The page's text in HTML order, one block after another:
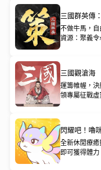
三國群英傳
不做牛馬，
資源：聚義令
三國觀滄海
運籌帷幄，決
領專屬征戰虛
閃耀吧！嚕
全新休閒療
即可獲得體